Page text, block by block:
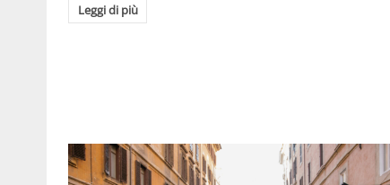
Leggi di più